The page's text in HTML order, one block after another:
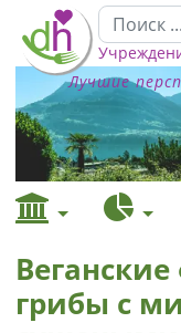
Лучшие
грибы с